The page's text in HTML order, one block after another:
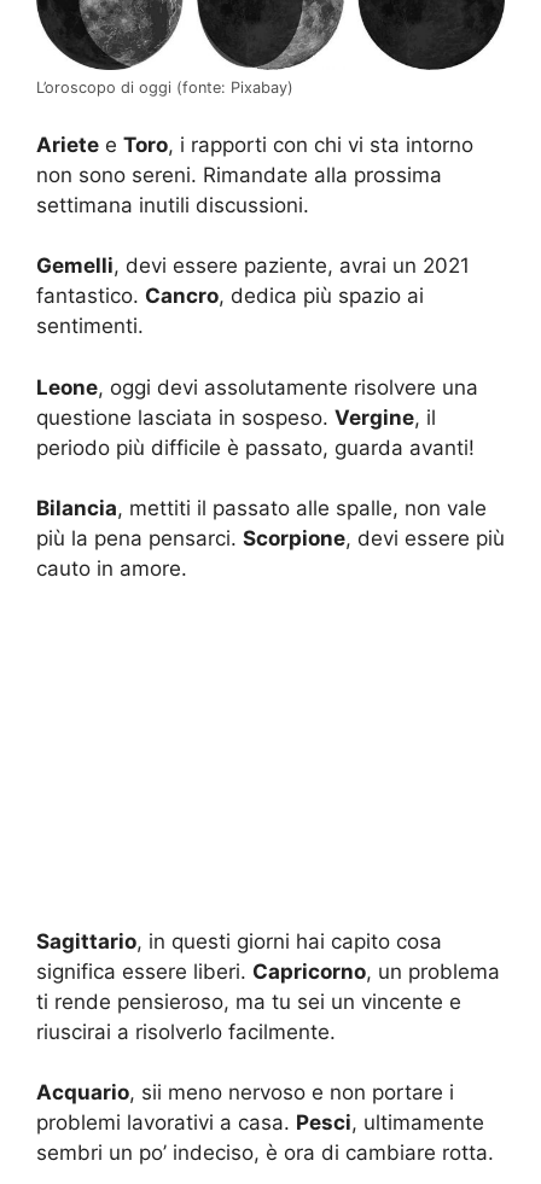
L’oroscopo di oggi (fonte: Pixabay)
Ariete e Toro, i rapporti con chi vi sta intorno
non sono sereni. Rimandate alla prossima
settimana inutili discussioni.
Gemelli, devi essere paziente, avrai un 2021
fantastico. Cancro, dedica più spazio ai
sentimenti.
Leone, oggi devi assolutamente risolvere una
questione lasciata in sospeso. Vergine, il
periodo più difficile è passato, guarda avanti!
Bilancia, mettiti il passato alle spalle, non vale
più la pena pensarci. Scorpione, devi essere più
cauto in amore.
Sagittario, in questi giorni hai capito cosa
significa essere liberi. Capricorno, un problema
ti rende pensieroso, ma tu sei un vincente e
riuscirai a risolverlo facilmente.
Acquario, sii meno nervoso e non portare i
problemi lavorativi a casa. Pesci, ultimamente
sembri un po’ indeciso, è ora di cambiare rotta.